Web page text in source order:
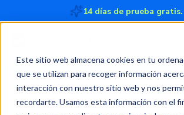
Este sitio web almacena cookies en tu
que se utilizan para recoger información
interacción con nuestro sitio web y nos
recordarte. Usamos esta información con el
14 días de prueba gratis.